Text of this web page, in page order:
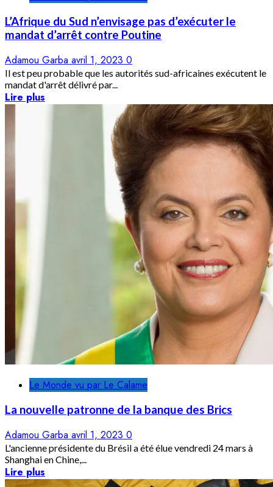
L’Afrique du Sud n’envisage pas d’exécuter le
mandat d’arrêt contre Poutine
Adamou Garba avril 1, 2023 0
Il est peu probable que les autorités sud-africaines exécutent le
mandat d'arrêt délivré par...
Lire plus
Le Monde vu par Le Calame
La nouvelle patronne de la banque des Brics
Adamou Garba avril 1, 2023 0
L'ancienne présidente du Brésil a été élue vendredi 24 mars à
Shanghai en Chine,...
Lire plus